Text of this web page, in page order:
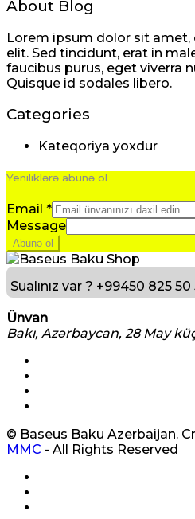
About Blog
Lorem ipsum dolor sit
elit. Sed tincidunt, erat in
faucibus purus, eget viverra
Quisque id sodales libero.
Categories
Kateqoriya yoxdur
Yeniliklərə abunə ol
Email *
Message
Abunə ol
Sualınız var ? +99450 825 50
Ünvan
Bakı, Azərbaycan, 28 May
© Baseus Baku Azerbaijan.
MMC - All Rights Reserved